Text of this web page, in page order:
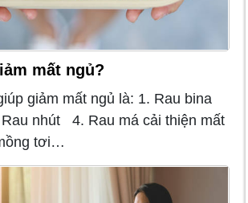
mất ngủ?
giảm mất ngủ là: 1. Rau bina
nhút 4. Rau má cải thiện mất
tơi…